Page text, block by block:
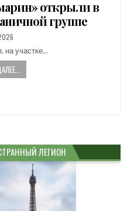
открыли в
группе
на участке…
ЛЕГИОН